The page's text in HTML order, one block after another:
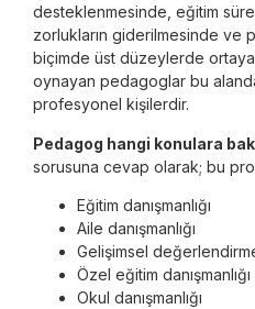
desteklenmesinde, eğitim
zorlukların giderilmesinde ve
biçimde üst düzeylerde ortaya
oynayan pedagoglar bu
profesyonel kişilerdir.
Pedagog hangi konulara
sorusuna cevap olarak; bu
Eğitim danışmanlığı
Aile danışmanlığı
Gelişimsel
Özel eğitim danışmanlığı
Okul danışmanlığı